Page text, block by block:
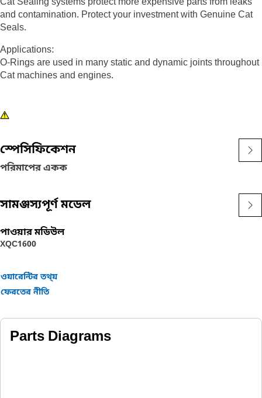
and contamination. Protect your investment with Genuine Cat
Seals.
Applications:
O-Rings are used in many static and dynamic joints throughout
Cat machines and engines.
স্পেসিফিকেশন
পরিমাপের একক
সামঞ্জস্যপূর্ণ মডেল
পাওয়ার মডিউল
XQC1600
ওয়ারেন্টির তথ্য়
ফেরতের নীতি
Parts Diagrams